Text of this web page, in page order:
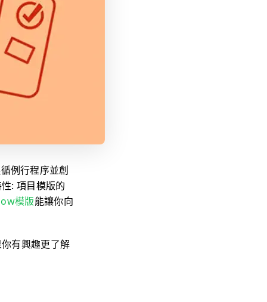
例行程序並創
: 項目模版的
模版能讓你向
有興趣更了解